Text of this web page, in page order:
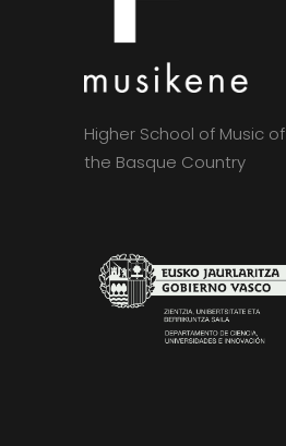
Higher School of Music of
the Basque Country